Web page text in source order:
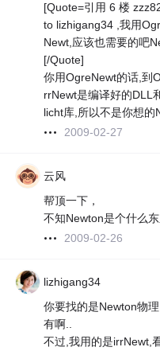
[Quote=引用 6 楼
to lizhigang34 ,我用
Newt,应该也需要的吧
[/Quote]
你用OgreNewt的话,到
rrNewt是编译好的DLL
licht库,所以不是你想的
2009-02-27
云风
帮顶一下，
不知Newton是个什么东
2009-02-26
lizhigang34
你要找的是Newton物
有啊..
不过,我用的是irrNewt,